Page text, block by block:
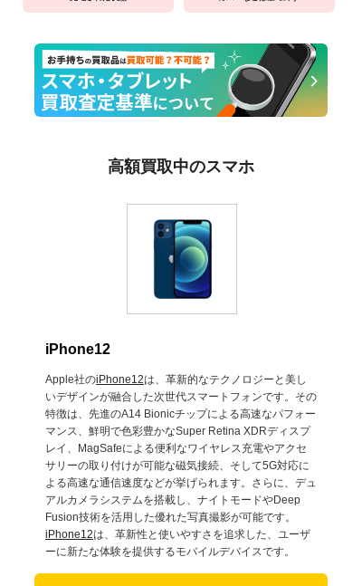
高額買取中のスマホ
iPhone12
Apple社のiPhone12は、革新的なテクノロジーと美し
いデザインが融合した次世代スマートフォンです。その
特徴は、先進のA14 Bionicチップによる高速なパフォー
マンス、鮮明で色彩豊かなSuper Retina XDRディスプ
レイ、MagSafeによる便利なワイヤレス充電やアクセ
サリーの取り付けが可能な磁気接続、そして5G対応に
よる高速な通信速度などが挙げられます。さらに、デュ
アルカメラシステムを搭載し、ナイトモードやDeep
Fusion技術を活用した優れた写真撮影が可能です。
iPhone12は、革新性と使いやすさを追求した、ユーザ
ーに新たな体験を提供するモバイルデバイスです。